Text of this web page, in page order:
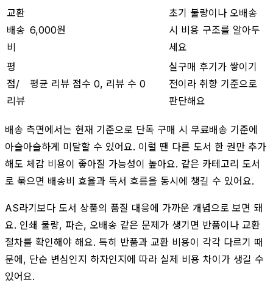
교환
배송
비
6,000원
초기 불량이나 오배송
시 비용 구조를 알아두
세요
평
점/
리뷰
평균 리뷰 점수 0, 리뷰 수 0
실구매 후기가 쌓이기
전이라 취향 기준으로
판단해요
배송 측면에서는 현재 기준으로 단독 구매 시 무료배송 기준에
아슬아슬하게 미달할 수 있어요. 이럴 땐 다른 도서 한 권만 추가
해도 체감 비용이 좋아질 가능성이 높아요. 같은 카테고리 도서
로 묶으면 배송비 효율과 독서 흐름을 동시에 챙길 수 있어요.
AS라기보다 도서 상품의 품질 대응에 가까운 개념으로 보면 돼
요. 인쇄 불량, 파손, 오배송 같은 문제가 생기면 반품이나 교환
절차를 확인해야 해요. 특히 반품과 교환 비용이 각각 다르기 때
문에, 단순 변심인지 하자인지에 따라 실제 비용 차이가 생길 수
있어요.